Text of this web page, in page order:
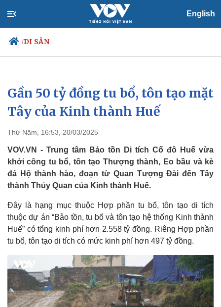
English
/DI SẢN
Chính trị
Đảng
Tổ chức nhân sự
Nhận diện sự thật
Xã hội
Tin 24h
Dự báo thời tiết
Việc làm
Biển đảo
Gần 50 tỷ đồng tu bổ, tôn tạo mặt
Tây của Kinh thành Huế
Thứ Năm, 16:53, 20/03/2025
VOV.VN - Trung tâm Bảo tồn Di tích Cố đô Huế vừa
khởi công tu bổ, tôn tạo Thượng thành, Eo bầu và kè
đá Hộ thành hào, đoạn từ Quan Tượng Đài đến Tây
thành Thủy Quan của Kinh thành Huế.
Đây là hạng mục thuộc Hợp phần tu bổ, tôn tạo di tích
thuộc dự án “Bảo tồn, tu bổ và tôn tạo hệ thống Kinh thành
Huế” có tổng kinh phí hơn 2.558 tỷ đồng. Riêng Hợp phần
tu bổ, tôn tạo di tích có mức kinh phí hơn 497 tỷ đồng.